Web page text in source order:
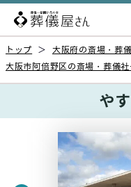
トップ ＞ 大阪府の斎場・葬
大阪市阿倍野区の斎場・葬儀
や